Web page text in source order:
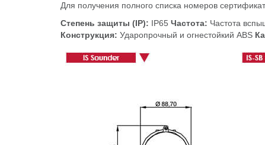
Для получения полного списка номеров
Степень защиты (IP): IP65 Частота: Частота
Конструкция: Ударопрочный и огнестойкий ABS